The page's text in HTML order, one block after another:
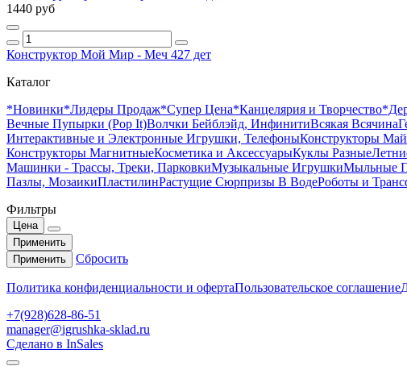
1440 руб
Конструктор Мой Мир - Меч 427 дет
Каталог
*Новинки*Лидеры Продаж*Супер Цена*Канцелярия и Творчество
Вечные Пупырки (Pop It)Волчки Бейблэйд, ИнфинитиВсякая Всячина
Интерактивные и Электронные Игрушки, ТелефоныКонструкторы
Конструкторы МагнитныеКосметика и АксессуарыКуклы Разные
Машинки - Трассы, Треки, ПарковкиМузыкальные ИгрушкиМыльные
Пазлы, МозаикиПластилинРастущие Сюрпризы В ВодеРоботы и
Фильтры
Цена
Применить
Применить
Сбросить
Политика конфиденциальности и офертаПользовательское соглашение
+7(928)628-86-51
manager@igrushka-sklad.ru
Сделано в InSales